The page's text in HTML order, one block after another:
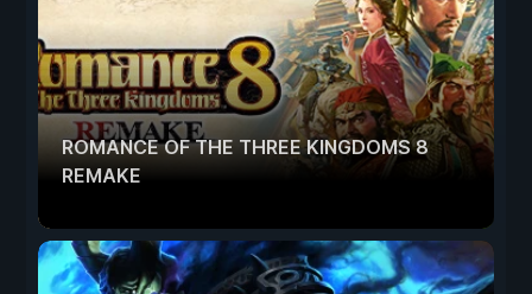
ROMANCE OF THE THREE KINGDOMS 8
REMAKE